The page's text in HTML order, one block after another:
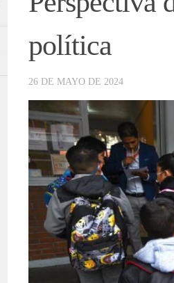
política
26 DE MAYO DE 2024